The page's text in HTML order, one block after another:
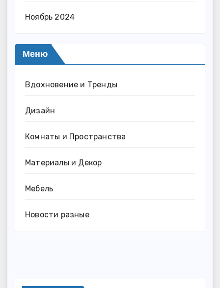
Ноябрь 2024
Меню
Вдохновение и Тренды
Дизайн
Комнаты и Пространства
Материалы и Декор
Мебель
Новости разные